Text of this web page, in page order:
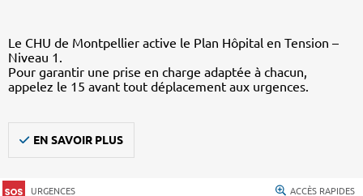
Le CHU de Montpellier active le Plan Hôpital en Tension –
Niveau 1.
Pour garantir une prise en charge adaptée à chacun,
appelez le 15 avant tout déplacement aux urgences.
EN SAVOIR PLUS
URGENCES ACCÈS RAPIDES